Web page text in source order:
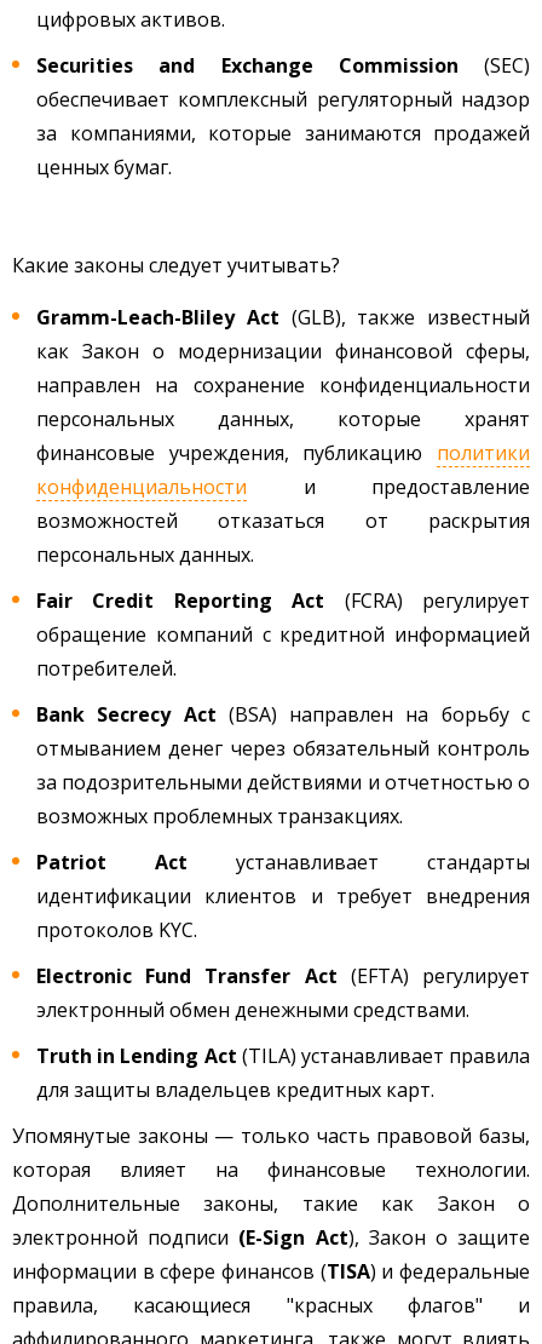
цифровых активов.
Securities and Exchange Commission (SEC)
обеспечивает комплексный регуляторный надзор
за компаниями, которые занимаются продажей
ценных бумаг.
Какие законы следует учитывать?
Gramm-Leach-Bliley Act (GLB), также известный
как Закон о модернизации финансовой сферы,
направлен на сохранение конфиденциальности
персональных данных, которые хранят
финансовые учреждения, публикацию политики
конфиденциальности и предоставление
возможностей отказаться от раскрытия
персональных данных.
Fair Credit Reporting Act (FCRA) регулирует
обращение компаний с кредитной информацией
потребителей.
Bank Secrecy Act (BSA) направлен на борьбу с
отмыванием денег через обязательный контроль
за подозрительными действиями и отчетностью о
возможных проблемных транзакциях.
Patriot Act устанавливает стандарты
идентификации клиентов и требует внедрения
протоколов KYC.
Electronic Fund Transfer Act (EFTA) регулирует
электронный обмен денежными средствами.
Truth in Lending Act (TILA) устанавливает правила
для защиты владельцев кредитных карт.
Упомянутые законы — только часть правовой базы,
которая влияет на финансовые технологии.
Дополнительные законы, такие как Закон о
электронной подписи (E-Sign Act), Закон о защите
информации в сфере финансов (TISA) и федеральные
правила, касающиеся "красных флагов" и